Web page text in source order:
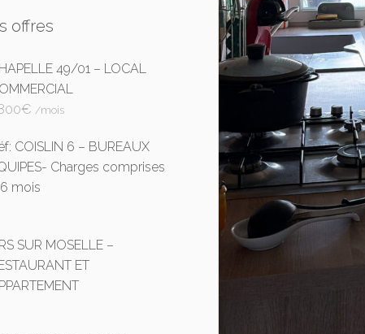
offres
49/01 – LOCAL
€/mois
COISLIN 6 – BUREAUX
Charges comprises
mois
SUR MOSELLE –
ET